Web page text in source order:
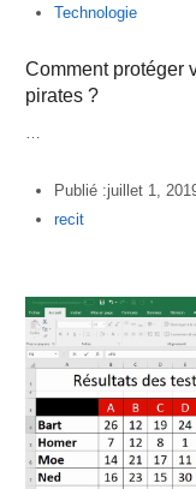
Technologie
Comment protéger
pirates ?
Publié :juillet 1,
Author
recit